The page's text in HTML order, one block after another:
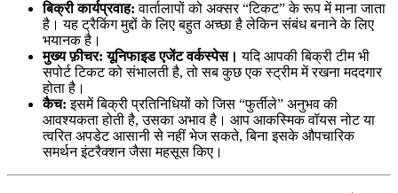
बिक्री कार्यप्रवाह: वार्तालापों को अक्सर “टिकट” के रूप में माना जाता
है। यह ट्रैकिंग मुद्दों के लिए बहुत अच्छा है लेकिन संबंध बनाने के लिए
भयानक है।
मुख्य फ़ीचर: यूनिफाइड एजेंट वर्कस्पेस। यदि आपकी बिक्री टीम भी
सपोर्ट टिकट को संभालती है, तो सब कुछ एक स्ट्रीम में रखना मददगार
होता है।
कैच: इसमें बिक्री प्रतिनिधियों को जिस “फुर्तीले” अनुभव की
आवश्यकता होती है, उसका अभाव है। आप आकस्मिक वॉयस नोट या
त्वरित अपडेट आसानी से नहीं भेज सकते, बिना इसके औपचारिक
समर्थन इंटरैक्शन जैसा महसूस किए।